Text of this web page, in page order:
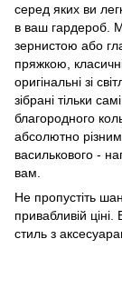
серед яких ви
в ваш гардероб.
зернистою або
пряжкою,
оригінальні зі
зібрані тільки
благородного
абсолютно
василькового -
вам.
Не пропустіть
привабливій ціні.
стиль з